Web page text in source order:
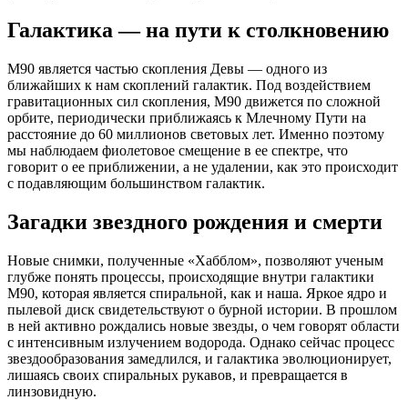
Галактика — на пути к столкновению
M90 является частью скопления Девы — одного из
ближайших к нам скоплений галактик. Под воздействием
гравитационных сил скопления, M90 движется по сложной
орбите, периодически приближаясь к Млечному Пути на
расстояние до 60 миллионов световых лет. Именно поэтому
мы наблюдаем фиолетовое смещение в ее спектре, что
говорит о ее приближении, а не удалении, как это происходит
с подавляющим большинством галактик.
Загадки звездного рождения и смерти
Новые снимки, полученные «Хабблом», позволяют ученым
глубже понять процессы, происходящие внутри галактики
M90, которая является спиральной, как и наша. Яркое ядро и
пылевой диск свидетельствуют о бурной истории. В прошлом
в ней активно рождались новые звезды, о чем говорят области
с интенсивным излучением водорода. Однако сейчас процесс
звездообразования замедлился, и галактика эволюционирует,
лишаясь своих спиральных рукавов, и превращается в
линзовидную.